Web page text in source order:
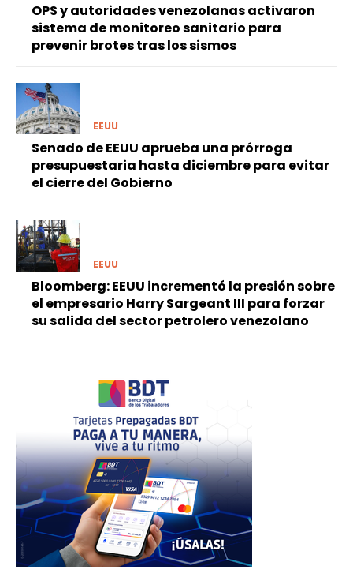
OPS y autoridades venezolanas activaron
sistema de monitoreo sanitario para
prevenir brotes tras los sismos
EEUU
Senado de EEUU aprueba una prórroga
presupuestaria hasta diciembre para evitar
el cierre del Gobierno
EEUU
Bloomberg: EEUU incrementó la presión sobre
el empresario Harry Sargeant III para forzar
su salida del sector petrolero venezolano